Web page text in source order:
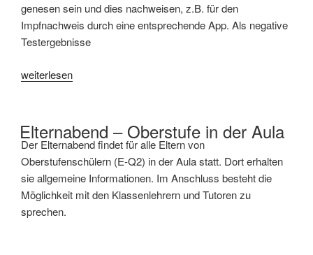
genesen sein und dies nachweisen, z.B. für den
Impfnachweis durch eine entsprechende App. Als negative
Testergebnisse
„Elternabend
und
Q-
Phase“
weiterlesen
Elternabend – Oberstufe in der Aula
Der Elternabend findet für alle Eltern von
Oberstufenschülern (E-Q2) in der Aula statt. Dort erhalten
sie allgemeine Informationen. Im Anschluss besteht die
Möglichkeit mit den Klassenlehrern und Tutoren zu
sprechen.